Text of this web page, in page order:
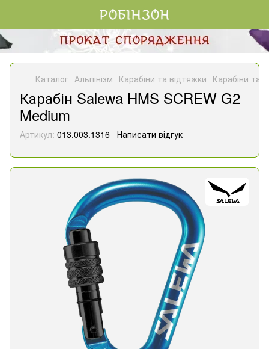
Каталог Альпінізм Карабіни та відтяжки Карабіни та
Карабін Salewa HMS SCREW G2
Medium
Артикул: 013.003.1316 Написати відгук